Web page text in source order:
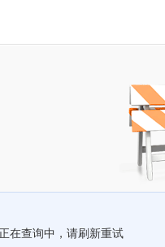
在查询中，请刷新重试